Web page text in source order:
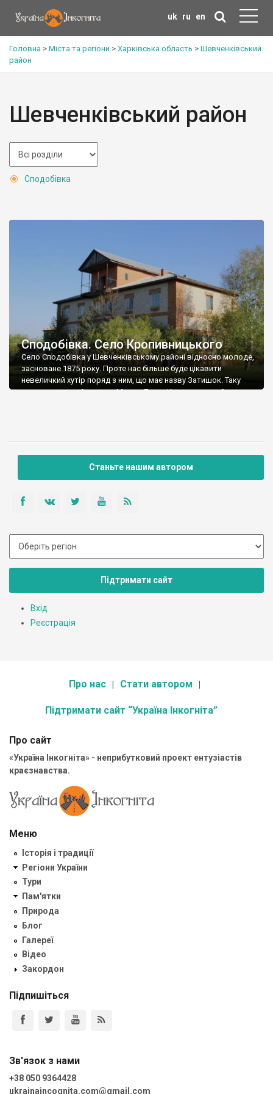
uk ru en
Головна > Міста та регіони > Харківська область > Шевченківський
район
Шевченківський район
Сподобівка
Сподобівка. Село Кропивницького
Село Сподобівка у Шевченківському районі відносно молоде,
засноване 1875 року. Проте нас більше буде цікавити
невеличкий хутір поряд з ним, що має назву Затишок. Таку
поетичну назву йому дав Марко Лукич Кропивницький, що
Станьте нашим автором
Підтримати сайт
Вхід
Реєстрація
Про нас Стати автором
Підтримати сайт “Україна Інкогніта”
Про сайт
«Україна Інкогніта» - неприбутковий проект ентузіастів
краєзнавства.
Меню
Історія і традиції
Регіони України
Тури
Пам'ятки
Природа
Блог
Галереї
Відео
Закордон
Підпишіться
Зв'язок з нами
+38 050 9364428
ukrainaincognita.com@gmail.com